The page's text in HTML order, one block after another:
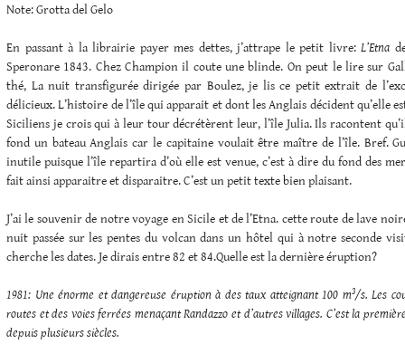
Note: Grotta del Gelo
En passant à la librairie payer mes dettes, j’attrape le petit livre: L’Etna
Speronare 1843. Chez Champion il coute une blinde. On peut le lire sur
thé, La nuit transfigurée dirigée par Boulez, je lis ce petit extrait de
délicieux. L’histoire de l’île qui apparait et dont les Anglais décident qu’elle
Siciliens je crois qui à leur tour décrétèrent leur, l’île Julia. Ils racontent
fond un bateau Anglais car le capitaine voulait être maître de l’île. Bref.
inutile puisque l’île repartira d’où elle est venue, c’est à dire du fond des
fait ainsi apparaitre et disparaitre. C’est un petit texte bien plaisant.
J’ai le souvenir de notre voyage en Sicile et de l’Etna. cette route de lave
nuit passée sur les pentes du volcan dans un hôtel qui à notre seconde
cherche les dates. Je dirais entre 82 et 84.Quelle est la dernière éruption?
1981: Une énorme et dangereuse éruption à des taux atteignant100 m3/s. Les
routes et des voies ferrées menaçant Randazzo et d’autres villages. C’est la
depuis plusieurs siècles.